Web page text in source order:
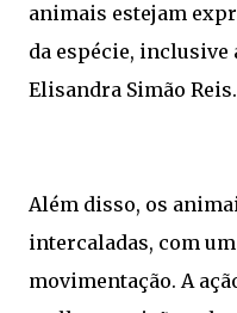
animais estejam
da espécie,
Elisandra Simão Reis.
Além disso, os
intercaladas, com
movimentação. A